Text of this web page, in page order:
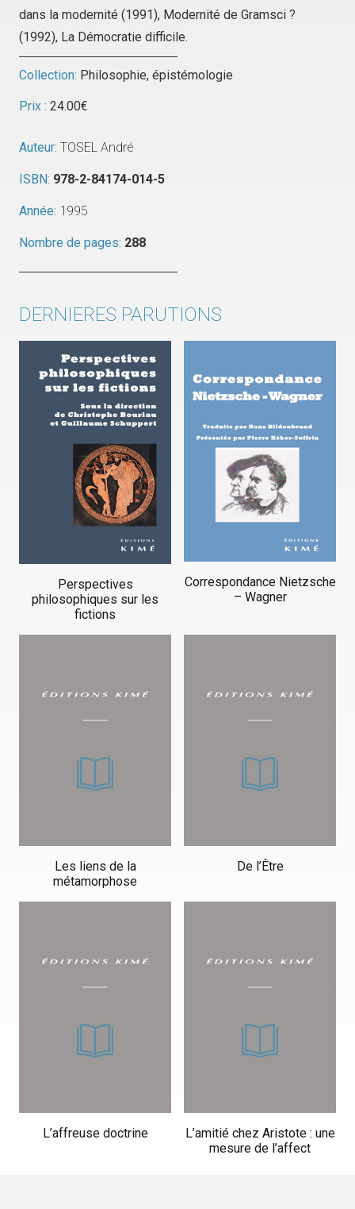
dans la modernité (1991), Modernité de Gramsci ?
(1992), La Démocratie difficile.
Collection: Philosophie, épistémologie
Prix : 24.00€
Auteur: TOSEL André
ISBN: 978-2-84174-014-5
Année: 1995
Nombre de pages: 288
DERNIERES PARUTIONS
Perspectives
philosophiques sur les
fictions
Correspondance Nietzsche
– Wagner
Les liens de la
métamorphose
De l’Être
L’affreuse doctrine
L’amitié chez Aristote : une
mesure de l’affect